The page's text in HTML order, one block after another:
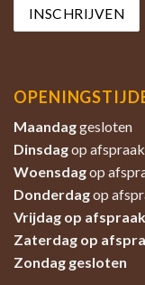
Maandaggesloten
Dinsdagop afspraak
Woensdagop
Donderdagop
Vrijdag op afspraak
Zaterdag op
Zondag gesloten